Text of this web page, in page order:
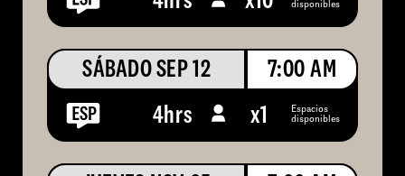
disponibles
SÁBADO SEP 12
7:00 AM
4hrs
x1 Espacios
disponibles